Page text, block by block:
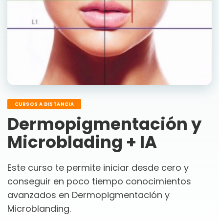
CURSOS A DISTANCIA
Dermopigmentación y
Microblading + IA
Este curso te permite iniciar desde cero y
conseguir en poco tiempo conocimientos
avanzados en Dermopigmentación y
Microblanding.